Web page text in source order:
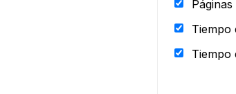
Páginas
Tiempo
Tiempo